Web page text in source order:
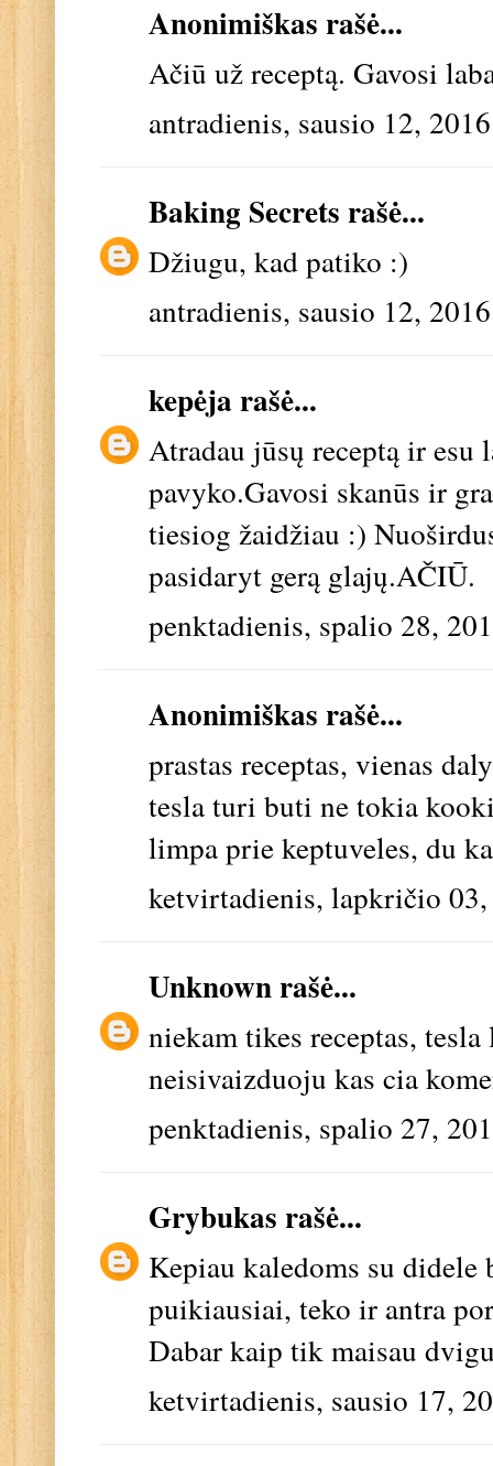
Anonimiškas rašė...
Ačiū už receptą. Gavosi
antradienis, sausio 12, 2016
Baking Secrets rašė...
Džiugu, kad patiko :)
antradienis, sausio 12, 2016
kepėja rašė...
Atradau jūsų receptą ir esu
pavyko.Gavosi skanūs ir
tiesiog žaidžiau :)
pasidaryt gerą glajų.AČIŪ.
penktadienis, spalio 28,
Anonimiškas rašė...
prastas receptas, vienas
tesla turi buti ne tokia
limpa prie keptuveles, du
ketvirtadienis, lapkričio
Unknownrašė...
niekam tikes receptas,
neisivaizduoju kas cia
penktadienis, spalio 27,
Grybukas rašė...
Kepiau kaledoms su didele
puikiausiai, teko ir antra
Dabar kaip tik maisau
ketvirtadienis, sausio 17,